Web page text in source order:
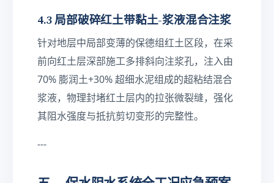
xt
{
m
}
m
}
{
m
/
次
}
te
xt
{
k
}
4.3 局部破碎红土带黏土-浆液混合注浆
针对地层中局部变薄的保德组红土区段，在采
前向红土层深部施工多排斜向注浆孔，注入由
70% 膨润土+30% 超细水泥组成的超粘结混合
浆液，物理封堵红土层内的拉张微裂缝，强化
其阻水强度与抵抗剪切变形的完整性。
---